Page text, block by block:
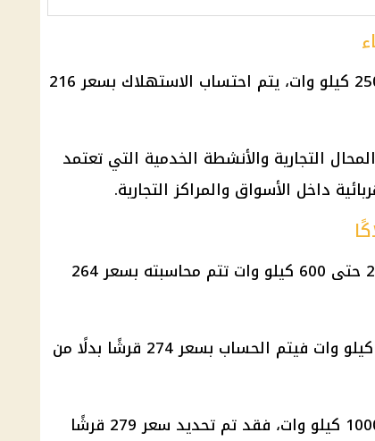
بالنسبة للمستهلك من 101 حتى 250 كيلو وات، يتم احتساب الاستهلاك بسعر 216
التجارية والأنشطة الخدمية التي تعتمد
داخل الأسواق والمراكز التجارية.
أوضح الجهاز أن المستهلك من 251 حتى 600 كيلو وات تتم محاسبته بسعر 264
أما من يصل استهلاكه حتى 1000 كيلو وات فيتم الحساب بسعر 274 قرشًا بدلًا من
وبالنسبة للاستهلاك الذي يتجاوز 1000 كيلو وات، فقد تم تحديد سعر 279 قرشًا